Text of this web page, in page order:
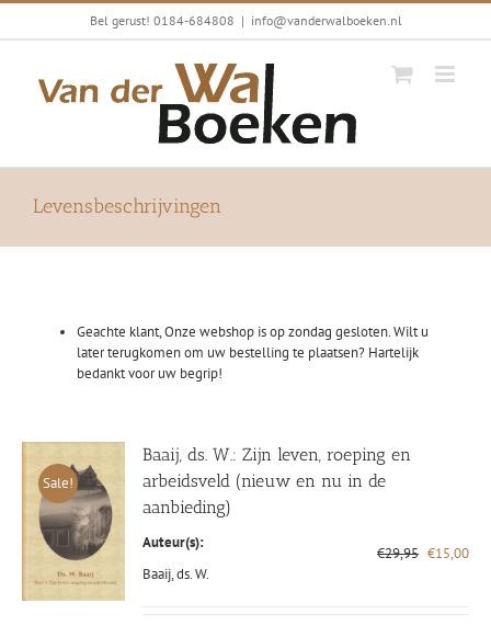
Ga
Bel gerust! 0184-684808 | info@vanderwalboeken.nl
Levensbeschrijvingen
Geachte klant, Onze webshop is op zondag gesloten. Wilt u
later terugkomen om uw bestelling te plaatsen? Hartelijk
bedankt voor uw begrip!
Sale!
Baaij, ds. W.: Zijn leven, roeping en
arbeidsveld (nieuw en nu in de
aanbieding)
Auteur(s):
Baaij, ds. W.
€29,95 €15,00